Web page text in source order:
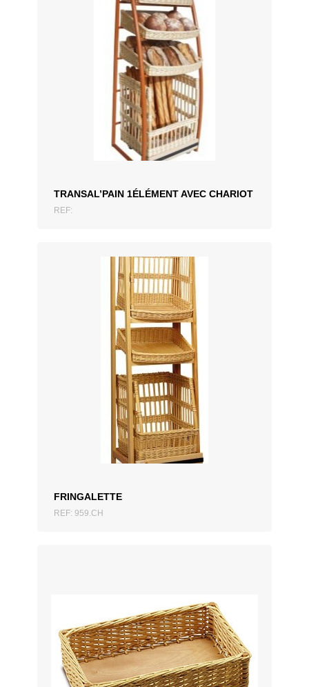
TRANSAL’PAIN 1ÉLÉMENT AVEC CHARIOT
REF:
ZUM ANGEBOT HINZUFÜGEN
FRINGALETTE
REF: 959.CH
ZUM ANGEBOT HINZUFÜGEN